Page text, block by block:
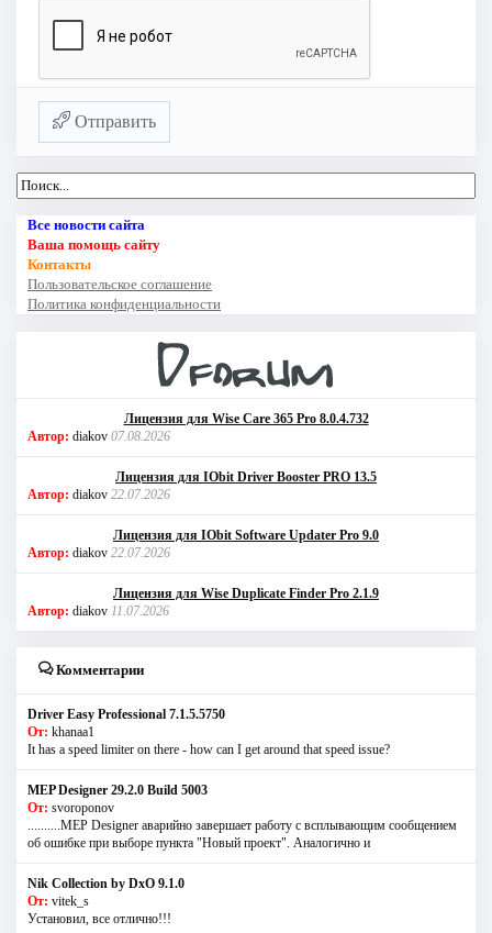
Отправить
Все новости сайта
Ваша помощь сайту
Контакты
Пользовательское соглашение
Политика конфиденциальности
Лицензия для Wise Care 365 Pro 8.0.4.732
Автор: diakov 07.08.2026
Лицензия для IObit Driver Booster PRO 13.5
Автор: diakov 22.07.2026
Лицензия для IObit Software Updater Pro 9.0
Автор: diakov 22.07.2026
Лицензия для Wise Duplicate Finder Pro 2.1.9
Автор: diakov 11.07.2026
Комментарии
Driver Easy Professional 7.1.5.5750
От: khanaa1
It has a speed limiter on there - how can I get around that speed issue?
MEP Designer 29.2.0 Build 5003
От: svoroponov
..........MEP Designer аварийно завершает работу с всплывающим сообщением
об ошибке при выборе пункта "Новый проект". Аналогично и
Nik Collection by DxO 9.1.0
От: vitek_s
Установил, все отлично!!!